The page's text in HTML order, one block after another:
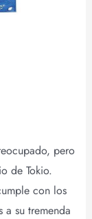
pero
de Tokio.
con los
a su tremenda